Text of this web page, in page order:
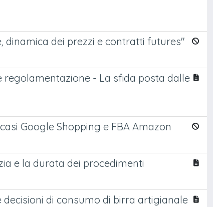
dinamica dei prezzi e contratti futures"
- La sfida posta dalle
Google Shopping e FBA Amazon
e la durata dei procedimenti
di consumo di birra artigianale